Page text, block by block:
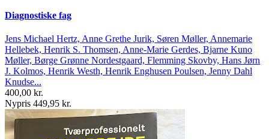
Diagnostiske fag
Jens Michael Hertz, Anne Grethe Jurik, Søren Møller, Annemarie
Hellebek, Henrik S. Thomsen, Anne-Marie Gerdes, Bjarne Kuno
Møller, Børge Grønne Nordestgaard, Flemming Skovby, Hans Jørn
J. Kolmos, Henrik Westh, Henrik Enghusen Poulsen, Jenny Dahl
Knudse...
400,00 kr.
Nypris 449,95 kr.